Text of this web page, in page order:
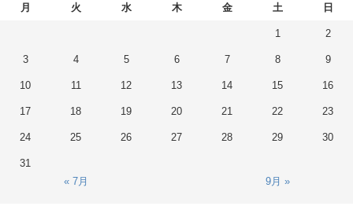
月 火 水 木 金 土 日
1 2
3 4 5 6 7 8 9
10 11 12 13 14 15 16
17 18 19 20 21 22 23
24 25 26 27 28 29 30
31
« 7月
9月 »